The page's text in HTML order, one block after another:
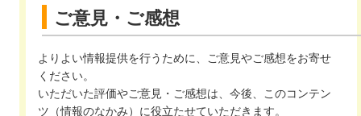
ご意見・ご感想
よりよい情報提供を行うために、ご意見やご感想をお寄せ
ください。
いただいた評価やご意見・ご感想は、今後、このコンテン
ツ（情報のなかみ）に役立たせていただきます。